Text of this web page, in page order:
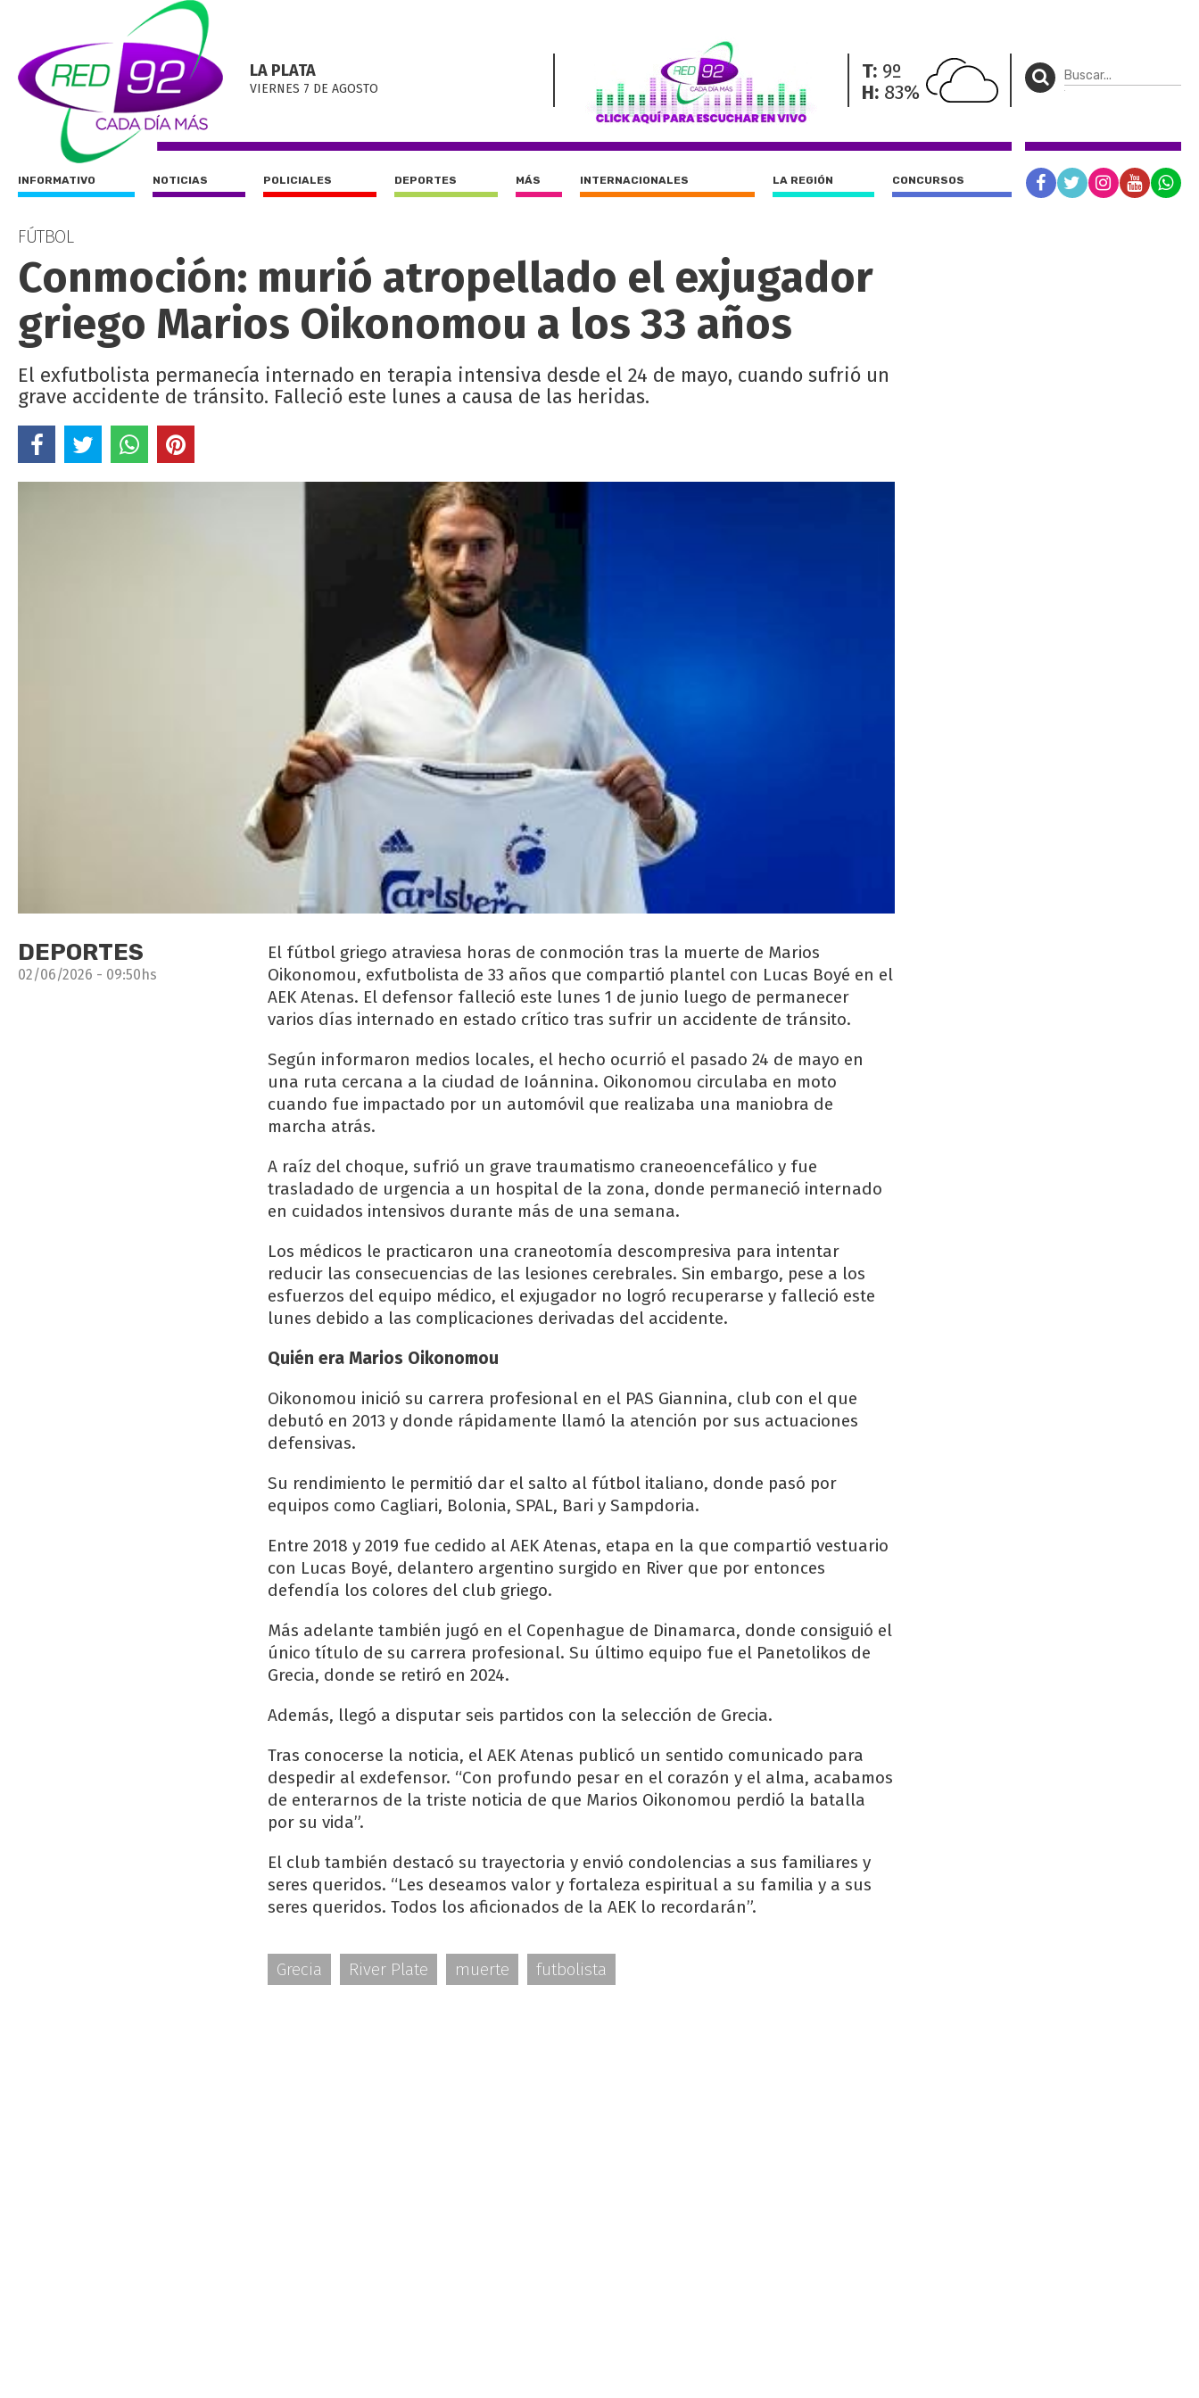
LA PLATA
VIERNES 7 DE AGOSTO
T: 9º
H: 83%
INFORMATIVO NOTICIAS POLICIALES DEPORTES MÁS INTERNACIONALES LA REGIÓN CONCURSOS
FÚTBOL
Conmoción: murió atropellado el exjugador
griego Marios Oikonomou a los 33 años
El exfutbolista permanecía internado en terapia intensiva desde el 24 de mayo, cuando sufrió un
grave accidente de tránsito. Falleció este lunes a causa de las heridas.
DEPORTES
02/06/2026 - 09:50hs
El fútbol griego atraviesa horas de conmoción tras la muerte de Marios
Oikonomou, exfutbolista de 33 años que compartió plantel con Lucas Boyé en el
AEK Atenas. El defensor falleció este lunes 1 de junio luego de permanecer
varios días internado en estado crítico tras sufrir un accidente de tránsito.
Según informaron medios locales, el hecho ocurrió el pasado 24 de mayo en
una ruta cercana a la ciudad de Ioánnina. Oikonomou circulaba en moto
cuando fue impactado por un automóvil que realizaba una maniobra de
marcha atrás.
A raíz del choque, sufrió un grave traumatismo craneoencefálico y fue
trasladado de urgencia a un hospital de la zona, donde permaneció internado
en cuidados intensivos durante más de una semana.
Los médicos le practicaron una craneotomía descompresiva para intentar
reducir las consecuencias de las lesiones cerebrales. Sin embargo, pese a los
esfuerzos del equipo médico, el exjugador no logró recuperarse y falleció este
lunes debido a las complicaciones derivadas del accidente.
Quién era Marios Oikonomou
Oikonomou inició su carrera profesional en el PAS Giannina, club con el que
debutó en 2013 y donde rápidamente llamó la atención por sus actuaciones
defensivas.
Su rendimiento le permitió dar el salto al fútbol italiano, donde pasó por
equipos como Cagliari, Bolonia, SPAL, Bari y Sampdoria.
Entre 2018 y 2019 fue cedido al AEK Atenas, etapa en la que compartió vestuario
con Lucas Boyé, delantero argentino surgido en River que por entonces
defendía los colores del club griego.
Más adelante también jugó en el Copenhague de Dinamarca, donde consiguió el
único título de su carrera profesional. Su último equipo fue el Panetolikos de
Grecia, donde se retiró en 2024.
Además, llegó a disputar seis partidos con la selección de Grecia.
Tras conocerse la noticia, el AEK Atenas publicó un sentido comunicado para
despedir al exdefensor. “Con profundo pesar en el corazón y el alma, acabamos
de enterarnos de la triste noticia de que Marios Oikonomou perdió la batalla
por su vida”.
El club también destacó su trayectoria y envió condolencias a sus familiares y
seres queridos. “Les deseamos valor y fortaleza espiritual a su familia y a sus
seres queridos. Todos los aficionados de la AEK lo recordarán”.
Grecia River Plate muerte futbolista